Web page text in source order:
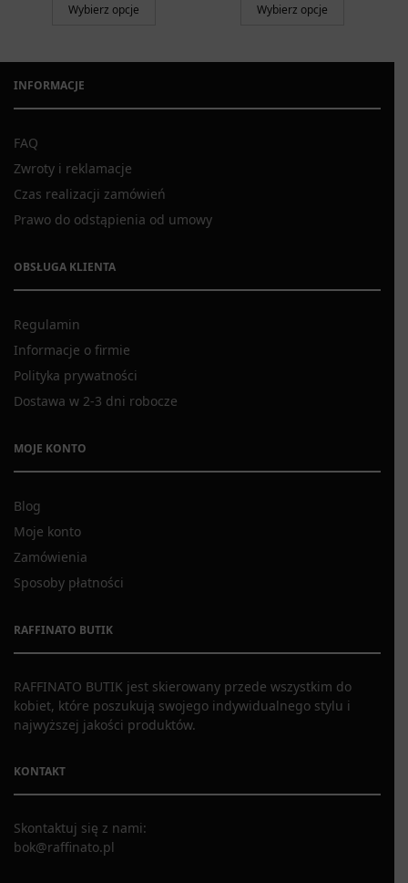
Wybierz opcje
Wybierz opcje
INFORMACJE
FAQ
Zwroty i reklamacje
Czas realizacji zamówień
Prawo do odstąpienia od umowy
OBSŁUGA KLIENTA
Regulamin
Informacje o firmie
Polityka prywatności
Dostawa w 2-3 dni robocze
MOJE KONTO
Blog
Moje konto
Zamówienia
Sposoby płatności
RAFFINATO BUTIK
RAFFINATO BUTIK jest skierowany przede wszystkim do
kobiet, które poszukują swojego indywidualnego stylu i
najwyższej jakości produktów.
KONTAKT
Skontaktuj się z nami:
bok@raffinato.pl